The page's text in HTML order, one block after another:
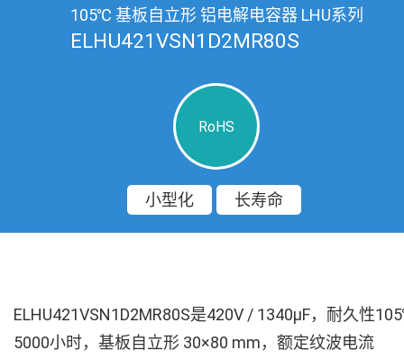
105℃ 基板自立形 铝电解电容器 LHU系列
ELHU421VSN1D2MR80S
RoHS
小型化 长寿命
ELHU421VSN1D2MR80S是420V / 1340µF，耐久性
5000小时，基板自立形 30×80 mm，额定纹波电流